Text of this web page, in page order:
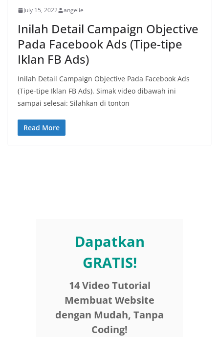
July 15, 2022 angelie
Inilah Detail Campaign Objective
Pada Facebook Ads (Tipe-tipe
Iklan FB Ads)
Inilah Detail Campaign Objective Pada Facebook Ads
(Tipe-tipe Iklan FB Ads). Simak video dibawah ini
sampai selesai: Silahkan di tonton
Read More
Dapatkan
GRATIS!
14 Video Tutorial
Membuat Website
dengan Mudah, Tanpa
Coding!